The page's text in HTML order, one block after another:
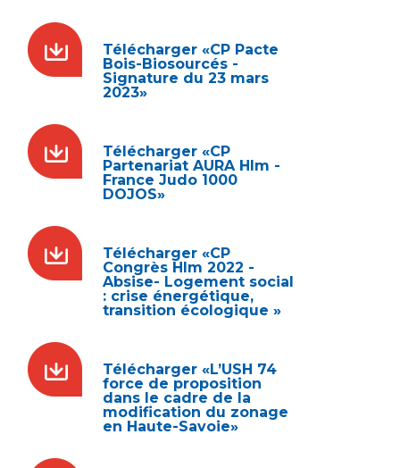
Télécharger «CP Pacte
Bois-Biosourcés -
Signature du 23 mars
2023»
Télécharger «CP
Partenariat AURA Hlm -
France Judo 1000
DOJOS»
Télécharger «CP
Congrès Hlm 2022 -
Absise- Logement social
: crise énergétique,
transition écologique »
Télécharger «L’USH 74
force de proposition
dans le cadre de la
modification du zonage
en Haute-Savoie»